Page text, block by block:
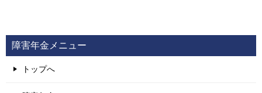
障害年金メニュー
トップへ